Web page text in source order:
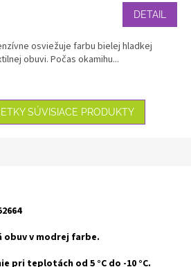
DETAIL
osviežuje farbu bielej hladkej
obuvi. Počas okamihu...
SÚVISIACE PRODUKTY
obuv v modrej farbe.
pri teplotách od 5 °C do -10 °C.